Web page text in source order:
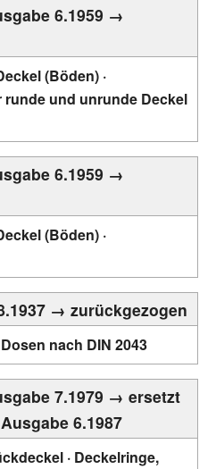
6.1959 →
(Böden) ·
und unrunde Deckel
6.1959 →
(Böden) ·
→ zurückgezogen
nach DIN 2043
7.1979 → ersetzt
6.1987
· Deckelringe,